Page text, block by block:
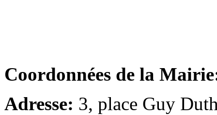
Coordonnées de la
Adresse: 3, place Guy